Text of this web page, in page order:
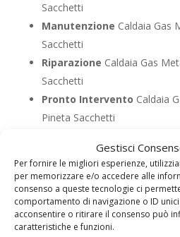
Gestisci
Per fornire le migliori esperienze,
per memorizzare e/o accedere alle
consenso a queste tecnologie ci
comportamento di navigazione o ID
acconsentire o ritirare il consenso può
caratteristiche e funzioni.
Sacchetti
Manutenzione Caldaia Gas
Sacchetti
Riparazione Caldaia Gas
Sacchetti
Pronto Intervento Caldaia
Pineta Sacchetti
PuliziaCaldaia Gas Metano
Controllo FumiCaldaia Gas
Sacchetti
Bollino BluCaldaia Gas